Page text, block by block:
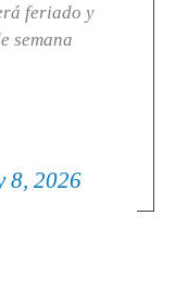
feriado y
semana
8, 2026